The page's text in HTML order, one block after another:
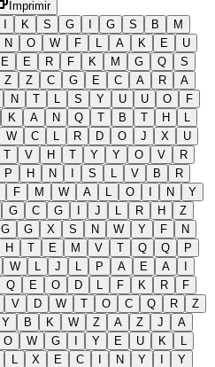
Imprimir
I K S G I G S B
M
N O W F L A K E
U
E E R F K M G Q
S
Z Z C G E C A R
A
N T L S Y U U O
F
K A N Q T B T H
L
W C L R D O J X
U
T V H T Y Y O V
R
P H N I S L V B
R
F M W A L O I N
Y
G C G I J L R H
Z
G G X S N W Y F
N
H T E M V T Q Q
P
W L J L P A E A
I
Q E O D L F K R
F
V D W T O C Q R
Z
Y B K W Z A Z J
A
O W G I Y E U K
L
L X E C I N Y I
Y